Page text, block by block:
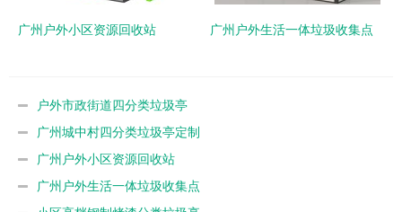
广州户外小区资源回收站 广州户外生活一体垃圾收集点
户外市政街道四分类垃圾亭
广州城中村四分类垃圾亭定制
广州户外小区资源回收站
广州户外生活一体垃圾收集点